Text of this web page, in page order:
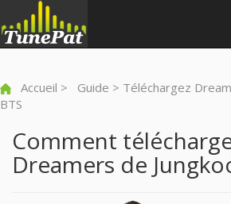
Accueil > Guide > Téléchargez
BTS
Comment
Dreamers de